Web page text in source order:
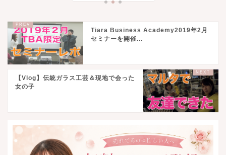
Tiara Business Academy2019年2月
セミナーを開催...
【Vlog】伝統ガラス工芸＆現地で会った
女の子